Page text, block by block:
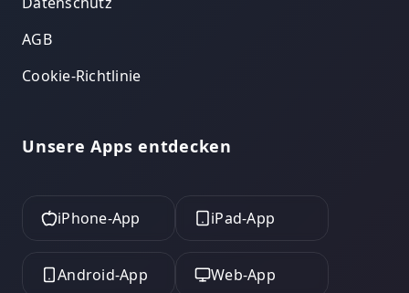
AGB
Cookie-Richtlinie
Unsere Apps entdecken
iPhone-App iPad-App
Android-App Web-App